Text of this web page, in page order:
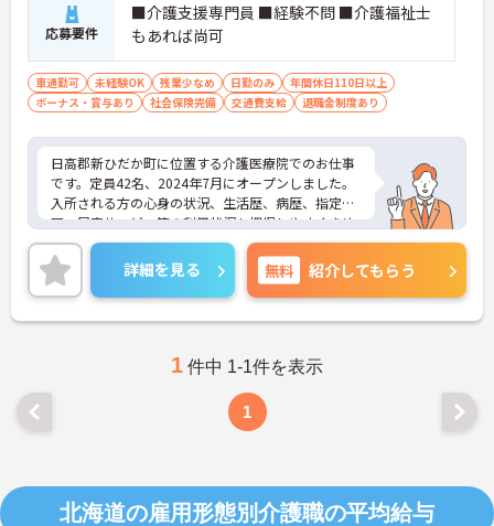
応募要件
■介護支援専門員 ■経験不問 ■介護福祉士
もあれば尚可
車通勤可 未経験OK 残業少なめ 日勤のみ
年間休日110日以上
ボーナス・賞与あり
社会保険完備 交通費支給 退職金制度あり
日高郡新ひだか町に位置する介護医療院でのお仕事
です。定員42名、2024年7月にオープンしました。
入所される方の心身の状況、生活歴、病歴、指定
区、居宅サービス等の利用状況も把握しやすくきめ
細かな対応ができます。土日祝定休＆年間休日は12
0日以上あり、ワークライフバランスを重視した働
き方も叶います。ご興味のある方には、面接対策ポ
イントなど、さらに詳細をお話ししますのでお気軽
にご相談ください！
詳細を見る 無料 紹介してもらう
1 件中 1-1件を表示
1
北海道の雇用形態別介護職の平均給与